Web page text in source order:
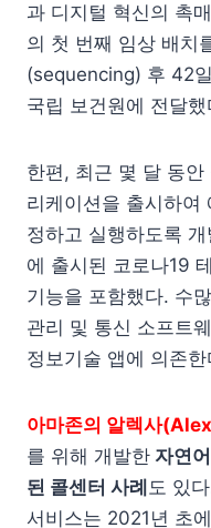
과 디지털 혁신의 촉
의 첫 번째 임상 배치
(sequencing) 후 42
국립 보건원에 전달했
한편, 최근 몇 달 동
리케이션을 출시하여
정하고 실행하도록
에 출시된 코로나19
기능을 포함했다. 수
관리 및 통신 소프트
정보기술 앱에 의존한
아마존의 알렉사
를 위해 개발한 자연
된 콜센터 사례 도 있
서비스는 2021년 초